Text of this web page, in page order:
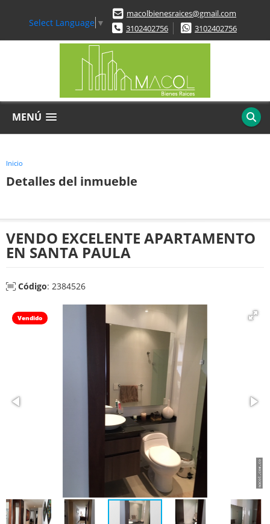
Select Language ▼
macolbienesraices@gmail.com
3102402756
3102402756
MENÚ
Inicio
Detalles del inmueble
VENDO EXCELENTE APARTAMENTO
EN SANTA PAULA
Código: 2384526
Vendido